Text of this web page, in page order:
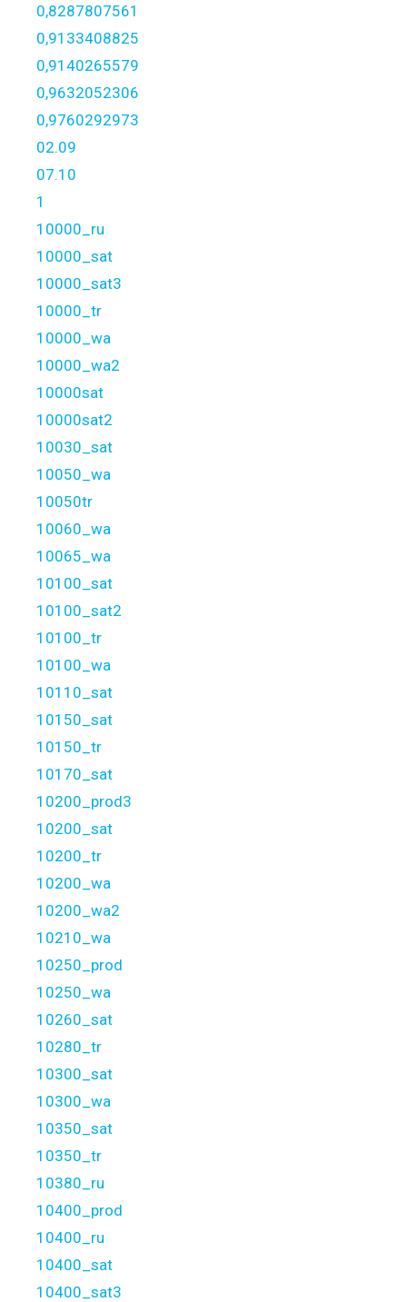
0,8287807561
0,9133408825
0,9140265579
0,9632052306
0,9760292973
02.09
07.10
1
10000_ru
10000_sat
10000_sat3
10000_tr
10000_wa
10000_wa2
10000sat
10000sat2
10030_sat
10050_wa
10050tr
10060_wa
10065_wa
10100_sat
10100_sat2
10100_tr
10100_wa
10110_sat
10150_sat
10150_tr
10170_sat
10200_prod3
10200_sat
10200_tr
10200_wa
10200_wa2
10210_wa
10250_prod
10250_wa
10260_sat
10280_tr
10300_sat
10300_wa
10350_sat
10350_tr
10380_ru
10400_prod
10400_ru
10400_sat
10400_sat3